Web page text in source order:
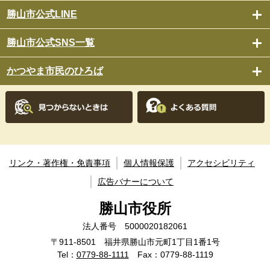
勝山市公式LINE
勝山市公式SNS一覧
かつやま市民のひろば
リンク・著作権・免責事項 個人情報保護
アクセシビリティ
広告バナーについて
勝山市役所
法人番号 5000020182061
〒911-8501 福井県勝山市元町1丁目1番1号
Tel： 0779-88-1111
Fax：0779-88-1119